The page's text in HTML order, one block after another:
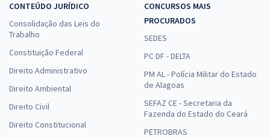
CONTEÚDO JURÍDICO
Consolidação das Leis do
Trabalho
Constituição Federal
Direito Administrativo
Direito Ambiental
Direito Civil
Direito Constitucional
CONCURSOS MAIS
PROCURADOS
SEDES
PC DF - DELTA
PM AL - Polícia Militar do Estado
de Alagoas
SEFAZ CE - Secretaria da
Fazenda do Estado do Ceará
PETROBRAS